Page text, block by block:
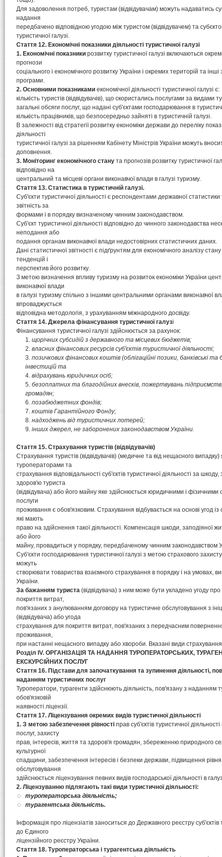
Для задоволення потреб, туристам (відвідувачам) можуть надаватись
надання
передбачено відповідною угодою між туристом (відвідувачем) та
туристичної галузі.
Стаття 12. Економічні показники діяльності туристичної галузі
1. Економічні показники розвитку туристичної галузі включаються
прогнози
соціального і економічного розвитку України і окремих територій та
програми.
2. Основними показниками економічної діяльності туристичної галузі є:
кількість туристів (відвідувачів), що скористались послугами за видами
загальні обсяги послуг, що надані суб'єктами господарювання в
кількість працівників, що безпосередньо зайняті в туристичній галузі.
В залежності від стратегії розвитку економіки держави до переліку
діяльності
туристичної галузі за рішенням Кабінету Міністрів України можуть
доповнення.
3. Моніторинг економічного стану та прогнозів розвитку туристичної
відповідно на
центральний та місцеві органи виконавчої влади в галузі туризму.
Стаття 13. Статистика в туристичній галузі.
Суб'єкти туристичної діяльності є респондентами державної
звітність за
формами і в порядку визначеному чинним законодавством.
Суб'єкт туристичної діяльності відповідно до чинного законодавства
неподання або
подання органам виконавчої влади недостовірних статистичних даних.
Дані статистичної звітності є підґрунтям для економічного аналізу
тенденцій і
перспектив його розвитку.
З метою визначення впливу туризму на розвиток економіки України
виконавчої влади
в галузі туризму спільно з іншими центральними органами виконавчої
впроваджується
відповідна методологія, з урахуванням міжнародного досвіду.
Стаття 14. Джерела фінансування туристичної галузі
Фінансування туристичної галузі здійснюється за рахунок:
щорічних субсидій з державного та місцевих бюджетів;
власних фінансових ресурсів суб'єктів туристичної діяльності;
позичкових фінансових коштів (облігаційні позики, банківські
інвестицій та
відрахувань юридичних осіб;
безоплатних та благодійних внесків, пожертвувань підприємств,
громадян;
позабюджетних фондів;
коштів Гарантійного Фонду;
надходжень від туристичних лотерей;
інших джерел, не заборонених законодавством України.
Стаття 15. Страхування туристів (відвідувачів)
Страхування туристів (відвідувачів) (медичне та від нещасного випадку)
туроператорами та
страхування відповідальності суб'єктів туристичної діяльності за
здоров'ю туриста
(відвідувача) або його майну яке здійснюється юридичними і
послуги
проживання є обов'язковим. Страхування відбувається на основі угод
які мають
право на здійснення такої діяльності. Компенсація шкоди, заподіяної
або його
майну, провадиться у порядку, передбаченому чинним законодавством
Суб'єкти господарювання туристичної галузі з метою страхового
можуть
створювати товариства взаємного страхування в порядку і на умовах,
України.
За бажанням туриста (відвідувача) з ним може бути укладено угоду
покриття витрат,
пов'язаних з анулюванням договору на туристичне обслуговування з
(відвідувача) або угода
страхування для покриття витрат, пов'язаних з передчасним
проживання,
при настанні нещасного випадку або хвороби. Вказані види
Розділ IV. ОРГАНІЗАЦІЯ ТА НАДАННЯ ТУРОПЕРАТОРСЬКИХ,
ЕКСКУРСІЙНИХ ПОСЛУГ
Стаття 16. Підстави для започаткування та зупинення діяльності,
наданням туристичних послуг
Туроператори, турагенти здійснюють діяльність, пов'язану з наданням
обов'язковій
наявності ліцензії.
Стаття 17. Ліцензування окремих видів туристичної діяльності
1. З метою забезпечення рівності прав суб'єктів туристичної
послуг, захисту
прав, інтересів, життя та здоров'я громадян, збереженню природного
культурної
спадщини, забезпечення інтересів і безпеки держави, підвищення
обслуговування
здійснюється ліцензування певних видів господарської діяльності в
2. Ліцензуванню підлягають такі види туристичної діяльності:
туроператорська діяльність;
турагентська діяльність.
Інформація про ліцензіатів заноситься до Державного реєстру суб'єктів
до Єдиного
ліцензійного реєстру України.
Стаття 18. Туроператорська і турагентська діяльність